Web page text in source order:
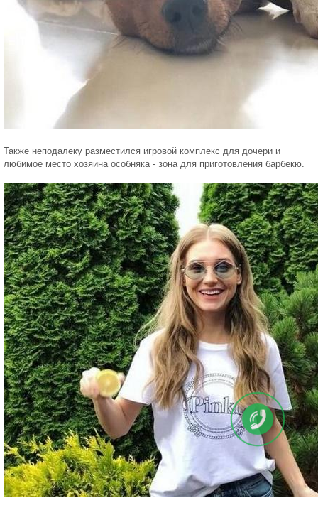
Также неподалеку разместился игровой комплекс для дочери и
любимое место хозяина особняка - зона для приготовления барбекю.